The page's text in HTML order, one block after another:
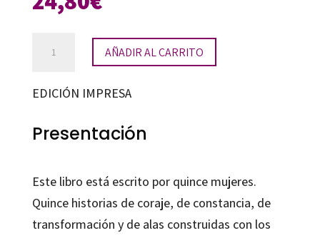
rompieron
techos
cantidad
AÑADIR AL CARRITO
EDICIÓN IMPRESA
Presentación
Este libro está escrito por quince mujeres.
Quince historias de coraje, de constancia, de
transformación y de alas construidas con los